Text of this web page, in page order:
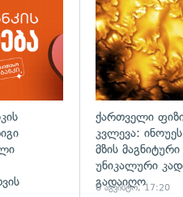
ქართველი
კვლევა:
მზის
უნიკალური
გადაიღო
6 აგვისტო, 17:20